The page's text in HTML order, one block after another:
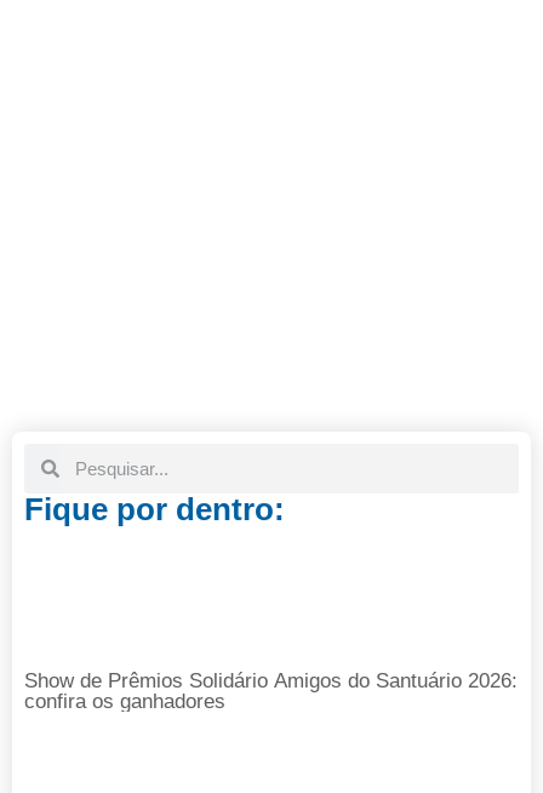
Fique por dentro:
Show de Prêmios Solidário Amigos do Santuário 2026:
confira os ganhadores